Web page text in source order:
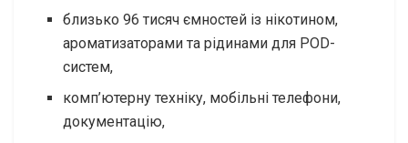
близько 96 тисяч ємностей із нікотином,
ароматизаторами та рідинами для POD-
систем,
комп’ютерну техніку, мобільні телефони,
документацію,